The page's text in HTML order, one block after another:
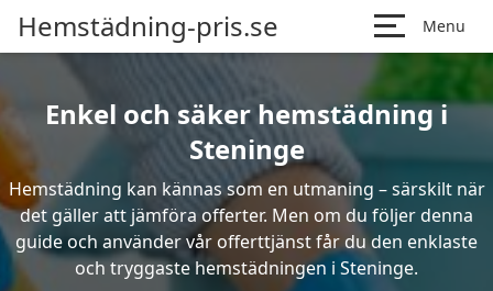
Hemstädning-pris.se Menu
Enkel och säker hemstädning i
Steninge
Hemstädning kan kännas som en utmaning – särskilt när
det gäller att jämföra offerter. Men om du följer denna
guide och använder vår offerttjänst får du den enklaste
och tryggaste hemstädningen i Steninge.